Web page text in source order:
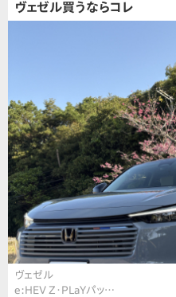
ヴェゼル買うならコレ
ヴェゼル
e:HEV Z・PLaYパッ…